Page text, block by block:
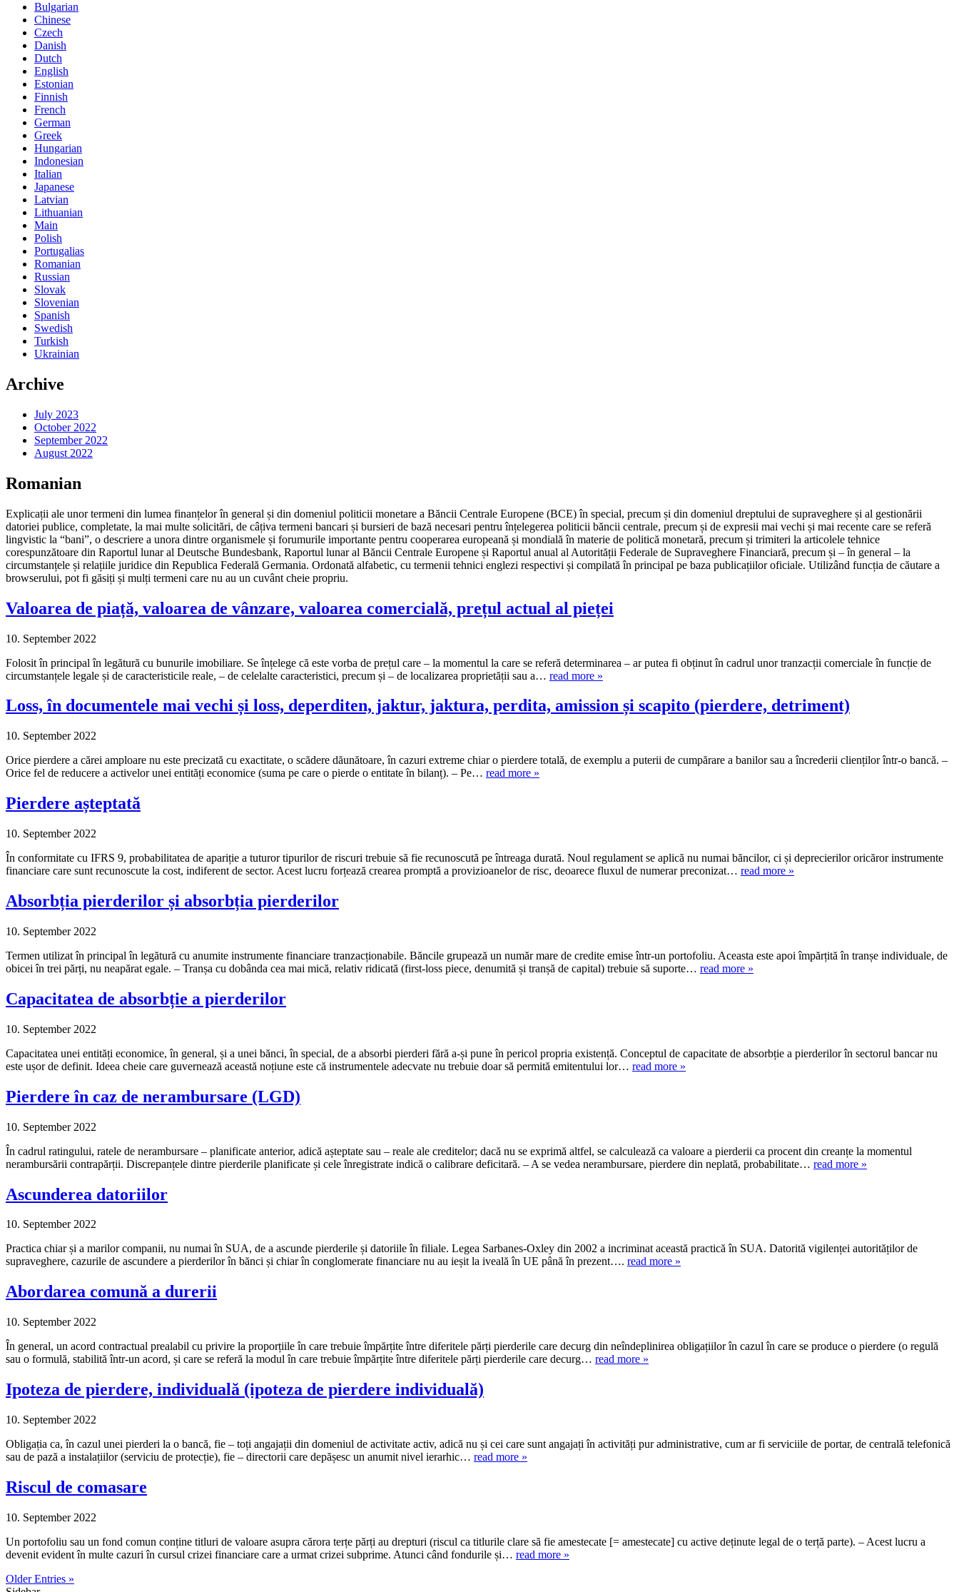
Bulgarian
Chinese
Czech
Danish
Dutch
English
Estonian
Finnish
French
German
Greek
Hungarian
Indonesian
Italian
Japanese
Latvian
Lithuanian
Main
Polish
Portugalias
Romanian
Russian
Slovak
Slovenian
Spanish
Swedish
Turkish
Ukrainian
Archive
July 2023
October 2022
September 2022
August 2022
Romanian
Explicații ale unor termeni din lumea finanțelor în general și din domeniul politicii monetare a Băncii Centrale Europene (BCE) în special, precum și din domeniul dreptului de supraveghere și al gestionării
datoriei publice, completate, la mai multe solicitări, de câțiva termeni bancari și bursieri de bază necesari pentru înțelegerea politicii băncii centrale, precum și de expresii mai vechi și mai recente care se referă
lingvistic la “bani”, o descriere a unora dintre organismele și forumurile importante pentru cooperarea europeană și mondială în materie de politică monetară, precum și trimiteri la articolele tehnice
corespunzătoare din Raportul lunar al Deutsche Bundesbank, Raportul lunar al Băncii Centrale Europene și Raportul anual al Autorității Federale de Supraveghere Financiară, precum și – în general – la
circumstanțele și relațiile juridice din Republica Federală Germania. Ordonată alfabetic, cu termenii tehnici englezi respectivi și compilată în principal pe baza publicațiilor oficiale. Utilizând funcția de căutare a
browserului, pot fi găsiți și mulți termeni care nu au un cuvânt cheie propriu.
Valoarea de piață, valoarea de vânzare, valoarea comercială, prețul actual al pieței
10. September 2022
Folosit în principal în legătură cu bunurile imobiliare. Se înțelege că este vorba de prețul care – la momentul la care se referă determinarea – ar putea fi obținut în cadrul unor tranzacții comerciale în funcție de
circumstanțele legale și de caracteristicile reale, – de celelalte caracteristici, precum și – de localizarea proprietății sau a… read more »
Loss, în documentele mai vechi și loss, deperditen, jaktur, jaktura, perdita, amission și scapito (pierdere, detriment)
10. September 2022
Orice pierdere a cărei amploare nu este precizată cu exactitate, o scădere dăunătoare, în cazuri extreme chiar o pierdere totală, de exemplu a puterii de cumpărare a banilor sau a încrederii clienților într-o bancă. –
Orice fel de reducere a activelor unei entități economice (suma pe care o pierde o entitate în bilanț). – Pe… read more »
Pierdere așteptată
10. September 2022
În conformitate cu IFRS 9, probabilitatea de apariție a tuturor tipurilor de riscuri trebuie să fie recunoscută pe întreaga durată. Noul regulament se aplică nu numai băncilor, ci și deprecierilor oricăror instrumente
financiare care sunt recunoscute la cost, indiferent de sector. Acest lucru forțează crearea promptă a provizioanelor de risc, deoarece fluxul de numerar preconizat… read more »
Absorbția pierderilor și absorbția pierderilor
10. September 2022
Termen utilizat în principal în legătură cu anumite instrumente financiare tranzacționabile. Băncile grupează un număr mare de credite emise într-un portofoliu. Aceasta este apoi împărțită în tranșe individuale, de
obicei în trei părți, nu neapărat egale. – Tranșa cu dobânda cea mai mică, relativ ridicată (first-loss piece, denumită și tranșă de capital) trebuie să suporte… read more »
Capacitatea de absorbție a pierderilor
10. September 2022
Capacitatea unei entități economice, în general, și a unei bănci, în special, de a absorbi pierderi fără a-și pune în pericol propria existență. Conceptul de capacitate de absorbție a pierderilor în sectorul bancar nu
este ușor de definit. Ideea cheie care guvernează această noțiune este că instrumentele adecvate nu trebuie doar să permită emitentului lor… read more »
Pierdere în caz de nerambursare (LGD)
10. September 2022
În cadrul ratingului, ratele de nerambursare – planificate anterior, adică așteptate sau – reale ale creditelor; dacă nu se exprimă altfel, se calculează ca valoare a pierderii ca procent din creanțe la momentul
nerambursării contrapărții. Discrepanțele dintre pierderile planificate și cele înregistrate indică o calibrare deficitară. – A se vedea nerambursare, pierdere din neplată, probabilitate… read more »
Ascunderea datoriilor
10. September 2022
Practica chiar și a marilor companii, nu numai în SUA, de a ascunde pierderile și datoriile în filiale. Legea Sarbanes-Oxley din 2002 a incriminat această practică în SUA. Datorită vigilenței autorităților de
supraveghere, cazurile de ascundere a pierderilor în bănci și chiar în conglomerate financiare nu au ieșit la iveală în UE până în prezent…. read more »
Abordarea comună a durerii
10. September 2022
În general, un acord contractual prealabil cu privire la proporțiile în care trebuie împărțite între diferitele părți pierderile care decurg din neîndeplinirea obligațiilor în cazul în care se produce o pierdere (o regulă
sau o formulă, stabilită într-un acord, și care se referă la modul în care trebuie împărțite între diferitele părți pierderile care decurg… read more »
Ipoteza de pierdere, individuală (ipoteza de pierdere individuală)
10. September 2022
Obligația ca, în cazul unei pierderi la o bancă, fie – toți angajații din domeniul de activitate activ, adică nu și cei care sunt angajați în activități pur administrative, cum ar fi serviciile de portar, de centrală telefonică
sau de pază a instalațiilor (serviciu de protecție), fie – directorii care depășesc un anumit nivel ierarhic… read more »
Riscul de comasare
10. September 2022
Un portofoliu sau un fond comun conține titluri de valoare asupra cărora terțe părți au drepturi (riscul ca titlurile clare să fie amestecate [= amestecate] cu active deținute legal de o terță parte). – Acest lucru a
devenit evident în multe cazuri în cursul crizei financiare care a urmat crizei subprime. Atunci când fondurile și… read more »
Older Entries »